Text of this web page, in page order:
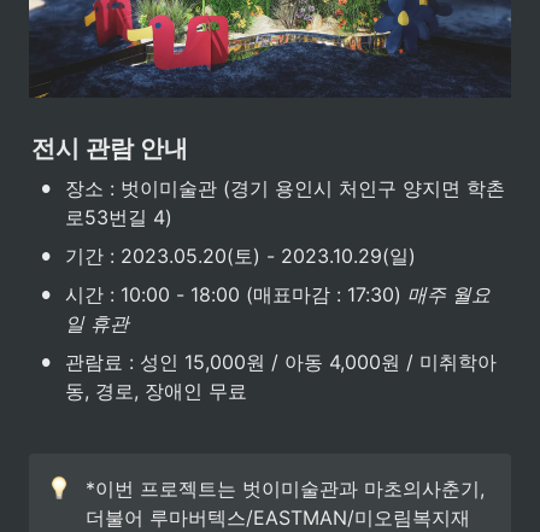
전시 관람 안내
•
장소 : 벗이미술관 (경기 용인시 처인구 양지면 학촌
로53번길 4)
• 기간 : 2023.05.20(토) - 2023.10.29(일)
• 시간 : 10:00 - 18:00 (매표마감 : 17:30) 매주 월요
일 휴관
•
관람료 : 성인 15,000원 / 아동 4,000원 / 미취학아
동, 경로, 장애인 무료
*이번 프로젝트는 벗이미술관과 마초의사춘기,
더불어 루마버텍스/EASTMAN/미오림복지재